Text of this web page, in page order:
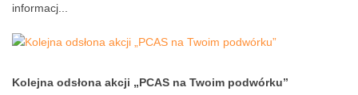
informacj...
Kolejna odsłona akcji „PCAS na Twoim podwórku”